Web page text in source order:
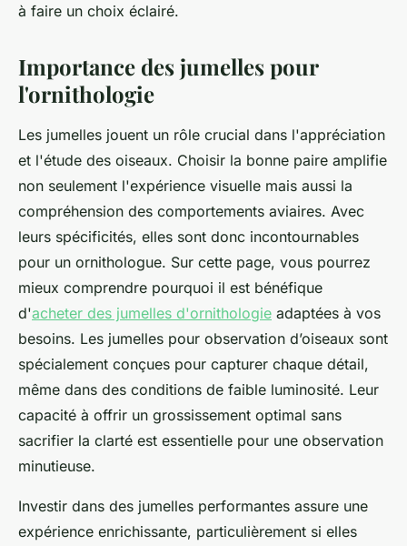
à faire un choix éclairé.
Importance des jumelles pour
l'ornithologie
Les jumelles jouent un rôle crucial dans l'appréciation
et l'étude des oiseaux. Choisir la bonne paire amplifie
non seulement l'expérience visuelle mais aussi la
compréhension des comportements aviaires. Avec
leurs spécificités, elles sont donc incontournables
pour un ornithologue. Sur cette page, vous pourrez
mieux comprendre pourquoi il est bénéfique
d'acheter des jumelles d'ornithologie adaptées à vos
besoins. Les jumelles pour observation d’oiseaux sont
spécialement conçues pour capturer chaque détail,
même dans des conditions de faible luminosité. Leur
capacité à offrir un grossissement optimal sans
sacrifier la clarté est essentielle pour une observation
minutieuse.
Investir dans des jumelles performantes assure une
expérience enrichissante, particulièrement si elles